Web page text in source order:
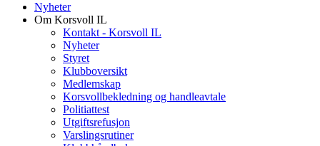
Nyheter
Om Korsvoll IL
Kontakt - Korsvoll IL
Nyheter
Styret
Klubboversikt
Medlemskap
Korsvollbekledning og handleavtale
Politiattest
Utgiftsrefusjon
Varslingsrutiner